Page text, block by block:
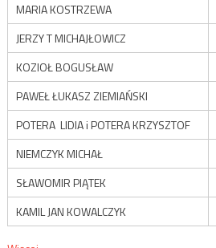
MARIA KOSTRZEWA
JERZY T MICHAJŁOWICZ
KOZIOŁ BOGUSŁAW
PAWEŁ ŁUKASZ ZIEMIAŃSKI
POTERA LIDIA i POTERA KRZYSZTOF
NIEMCZYK MICHAŁ
SŁAWOMIR PIĄTEK
KAMIL JAN KOWALCZYK